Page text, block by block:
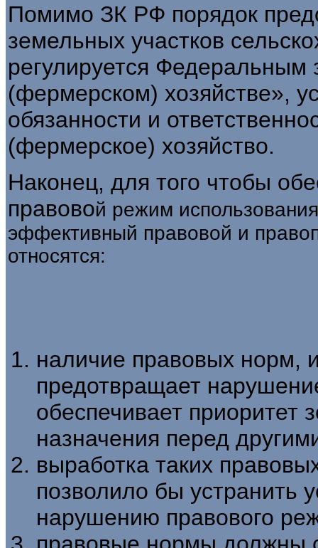
Помимо ЗК РФ порядок
земель­ных участков
регулируется Феде­ральным
(фермерском) хозяйстве»,
обязанности и
(фермерское) хозяйство.
Наконец, для того чтобы
правовой режим
эффективный правовой и
относятся:
наличие правовых норм,
предотвращает
обеспечивает приоритет
назначения перед
выработка таких
позволи­ло бы устранить
нарушению правового